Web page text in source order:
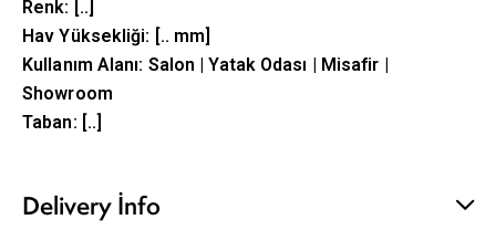
Renk: [..]
Hav Yüksekliği: [.. mm]
Kullanım Alanı: Salon | Yatak Odası | Misafir |
Showroom
Taban: [..]
Delivery Info